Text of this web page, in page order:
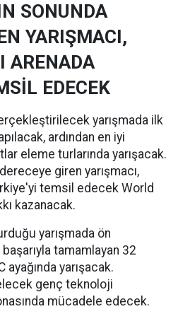
SONUNDA
YARIŞMACI,
ARENADA
EDECEK
yarışmada ilk
ardından en iyi
eleme turlarında yarışacak.
giren yarışmacı,
temsil edecek World
kazanacak.
yarışmada ön
tamamlayan 32
ayağında yarışacak.
genç teknoloji
mücadele edecek.